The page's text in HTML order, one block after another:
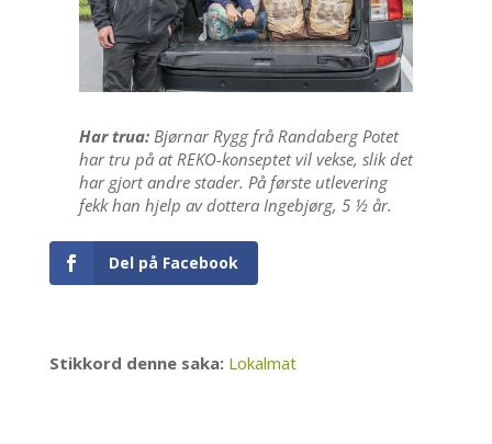
Har trua:Bjørnar Rygg frå Randaberg Potet
har tru på at REKO-konseptet vil vekse, slik det
har gjort andre stader. På første utlevering
fekk han hjelp av dottera Ingebjørg, 5 ½ år.
Del på Facebook
Stikkord denne saka: Lokalmat